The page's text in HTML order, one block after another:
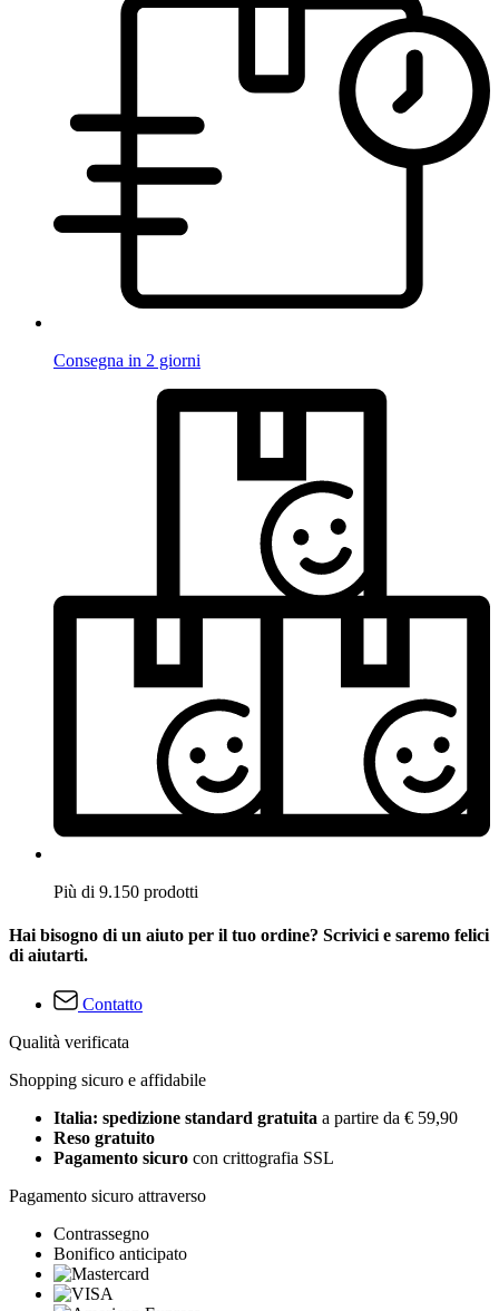
Consegna in 2 giorni
Più di 9.150 prodotti
Hai bisogno di un aiuto per il tuo ordine? Scrivici e saremo felici
di aiutarti.
Contatto
Qualità verificata
Shopping sicuro e affidabile
Italia: spedizione standard gratuita a partire da € 59,90
Reso gratuito
Pagamento sicuro con crittografia SSL
Pagamento sicuro attraverso
Contrassegno
Bonifico anticipato